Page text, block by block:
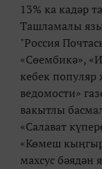
13% ка кадәр
Ташламалы
"Россия
«Сөембикә»,
кебек популяр
ведомости»
вакытлы
«Салават
«Көмеш
махсус